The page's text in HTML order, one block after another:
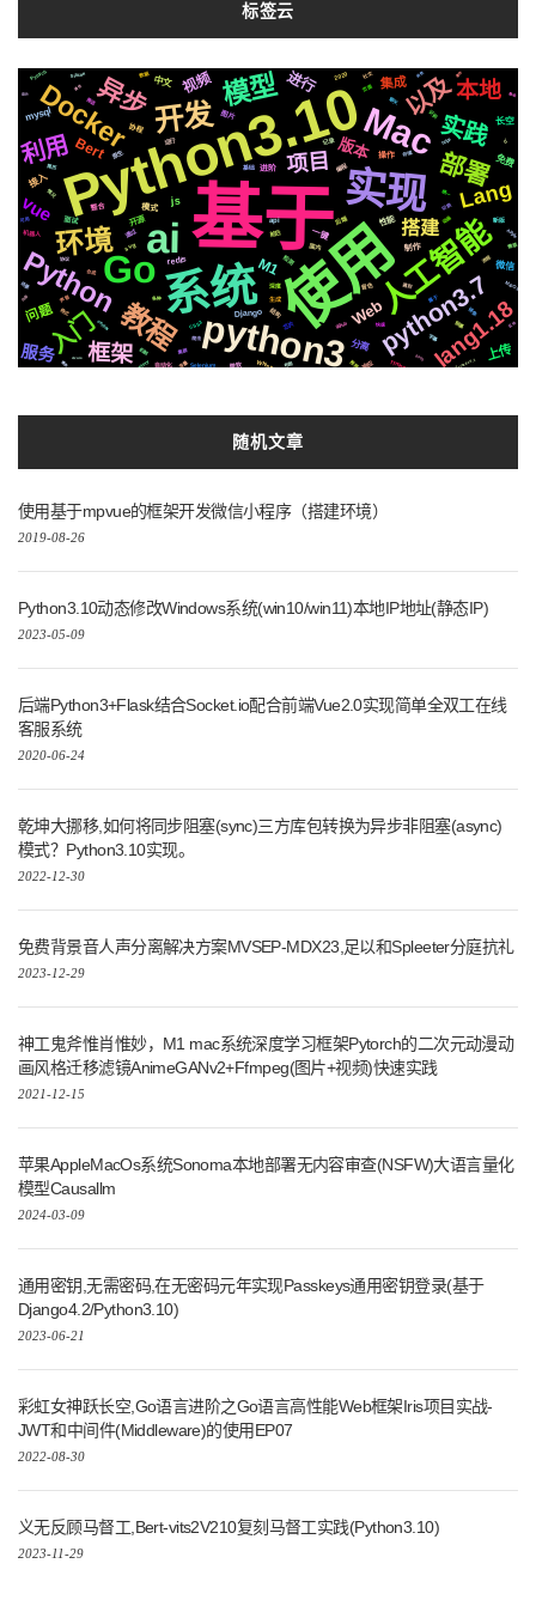
标签云
基于使用
Python3.10
系统
ai
实现
Go
python3
Mac
人工智能
开发
环境
教程
Python
Docker 模型
部署
python3.7
异步 以及
利用
实践
入门框架 lang1.18
本地
项目
Lang
搭建
vue
服务
Web
版本
Bert
进行
M1
视频
问题
集成
上传
js
接入
mysql
分离
中文
微信
免费
长空
一键
进阶
Django
redis
性能
模式
开源
操作
制作
图片
整合
协程
面试 api
前后
检测
微软
基础
2020
国内
后端
Whisper
机器人
深度
编程
记录
Selenium
通过
新版
svg
生成
运行
结构
自动化
音色
响应 ffmpeg
原生
芯片
Silicon
各种
存储
遇到
统一
CSS3 github
切换
动画
合成
爬虫
属于
情况
协议
io
聊天
Pytorch
MacOs
页面
https
快速
简历
识别
布局
集群
流程
声音
可用
机制
社交
数据
centos
推送
需要
格式
字幕
Apple
变量 推荐
celery
场景
阻塞
镜像
EP01
Azure
函数
设计 静态
通信
内容
事件
Tornado5.1
区块
播放
随机文章
使用基于mpvue的框架开发微信小程序（搭建环境）
2019-08-26
Python3.10动态修改Windows系统(win10/win11)本地IP地址(静态IP)
2023-05-09
后端Python3+Flask结合Socket.io配合前端Vue2.0实现简单全双工在线
客服系统
2020-06-24
乾坤大挪移,如何将同步阻塞(sync)三方库包转换为异步非阻塞(async)
模式？Python3.10实现。
2022-12-30
免费背景音人声分离解决方案MVSEP-MDX23,足以和Spleeter分庭抗礼
2023-12-29
神工鬼斧惟肖惟妙，M1 mac系统深度学习框架Pytorch的二次元动漫动
画风格迁移滤镜AnimeGANv2+Ffmpeg(图片+视频)快速实践
2021-12-15
苹果AppleMacOs系统Sonoma本地部署无内容审查(NSFW)大语言量化
模型Causallm
2024-03-09
通用密钥,无需密码,在无密码元年实现Passkeys通用密钥登录(基于
Django4.2/Python3.10)
2023-06-21
彩虹女神跃长空,Go语言进阶之Go语言高性能Web框架Iris项目实战-
JWT和中间件(Middleware)的使用EP07
2022-08-30
义无反顾马督工,Bert-vits2V210复刻马督工实践(Python3.10)
2023-11-29